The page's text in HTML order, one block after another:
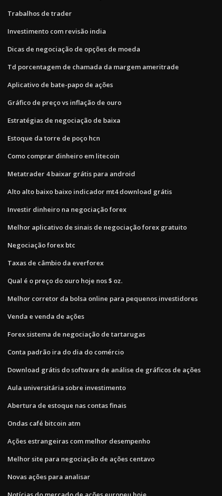
Trabalhos de trader
Investimento com revisão india
Dicas de negociação de opções de moeda
Td porcentagem de chamada da margem ameritrade
Aplicativo de bate-papo de ações
Gráfico de preço vs inflação de ouro
Estratégias de negociação de baixa
Estoque da torre de poço hcn
Como comprar dinheiro em litecoin
Metatrader 4 baixar grátis para android
Alto alto baixo baixo indicador mt4 download grátis
Investir dinheiro na negociação forex
Melhor aplicativo de sinais de negociação forex gratuito
Negociação forex btc
Taxas de câmbio da everforex
Qual é o preço do ouro hoje nos $ oz.
Melhor corretor da bolsa online para pequenos investidores
Venda e venda de ações
Forex sistema de negociação de tartarugas
Conta padrão ira do dia do comércio
Download grátis do software de análise de gráficos de ações
Aula universitária sobre investimento
Abertura de estoque nas contas finais
Ondas café bitcoin atm
Ações estrangeiras com melhor desempenho
Melhor site para negociação de ações centavo
Novas ações para analisar